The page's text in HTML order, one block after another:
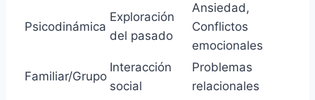
Psicodinámica
Exploración
del pasado
Ansiedad,
Conflictos
emocionales
Familiar/Grupo
Interacción
social
Problemas
relacionales